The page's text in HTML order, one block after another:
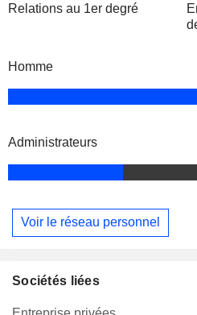
Relations au 1er degré
Homme
Administrateurs
Voir le réseau personnel
Sociétés liées